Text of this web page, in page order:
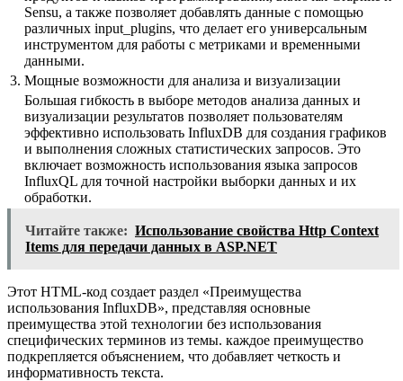
Sensu, а также позволяет добавлять данные с помощью
различных input_plugins, что делает его универсальным
инструментом для работы с метриками и временными
данными.
3. Мощные возможности для анализа и визуализации
Большая гибкость в выборе методов анализа данных и
визуализации результатов позволяет пользователям
эффективно использовать InfluxDB для создания графиков
и выполнения сложных статистических запросов. Это
включает возможность использования языка запросов
InfluxQL для точной настройки выборки данных и их
обработки.
Читайте также: Использование свойства Http Context
Items для передачи данных в ASP.NET
Этот HTML-код создает раздел «Преимущества
использования InfluxDB», представляя основные
преимущества этой технологии без использования
специфических терминов из темы. каждое преимущество
подкрепляется объяснением, что добавляет четкость и
информативность текста.